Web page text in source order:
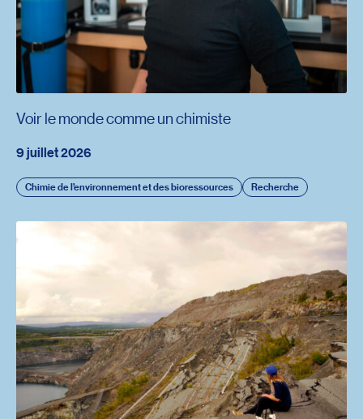
9 juillet 2026
Chimie de l’environnement et des bioressources Recherche
Voir le monde comme un chimiste